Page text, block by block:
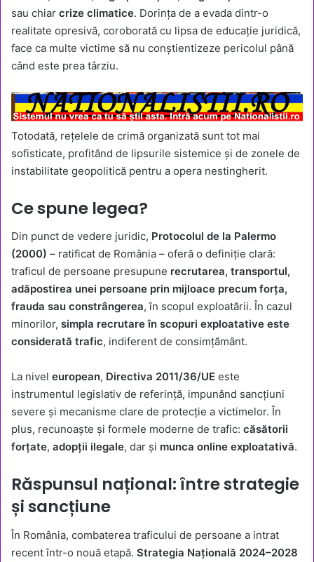
sau chiar crize climatice. Dorința de a evada dintr-o
realitate opresivă, coroborată cu lipsa de educație juridică,
face ca multe victime să nu conștientizeze pericolul până
când este prea târziu.
Totodată, rețelele de crimă organizată sunt tot mai
sofisticate, profitând de lipsurile sistemice și de zonele de
instabilitate geopolitică pentru a opera nestingherit.
Ce spune legea?
Din punct de vedere juridic, Protocolul de la Palermo
(2000) – ratificat de România – oferă o definiție clară:
traficul de persoane presupune recrutarea, transportul,
adăpostirea unei persoane prin mijloace precum forța,
frauda sau constrângerea, în scopul exploatării. În cazul
minorilor, simpla recrutare în scopuri exploatative este
considerată trafic, indiferent de consimțământ.
La nivel european, Directiva 2011/36/UE este
instrumentul legislativ de referință, impunând sancțiuni
severe și mecanisme clare de protecție a victimelor. În
plus, recunoaște și formele moderne de trafic: căsătorii
forțate, adopții ilegale, dar și munca online exploatativă.
Răspunsul național: între strategie
și sancțiune
În România, combaterea traficului de persoane a intrat
recent într-o nouă etapă. Strategia Națională 2024–2028